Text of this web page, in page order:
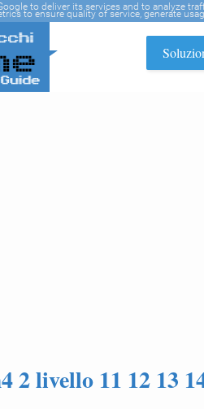
2 livello 11 12 13
to deliver its services and to analyze
to ensure quality of service, generate